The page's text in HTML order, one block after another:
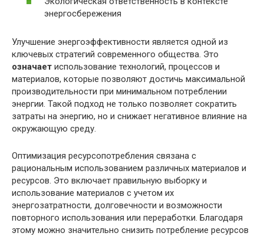
энергосбережения
Улучшение энергоэффективности является одной из
ключевых стратегий современного общества. Это
означает использование технологий, процессов и
материалов, которые позволяют достичь максимальной
производительности при минимальном потреблении
энергии. Такой подход не только позволяет сократить
затраты на энергию, но и снижает негативное влияние на
окружающую среду.
Оптимизация ресурсопотребления связана с
рациональным использованием различных материалов и
ресурсов. Это включает правильную выборку и
использование материалов с учетом их
энергозатратности, долговечности и возможности
повторного использования или переработки. Благодаря
этому можно значительно снизить потребление ресурсов